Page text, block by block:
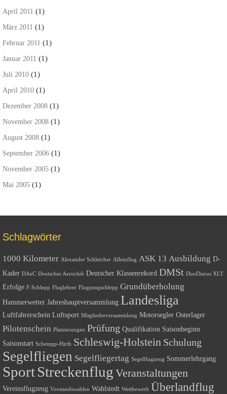
April 2011 (1)
März 2011 (1)
Februar 2011 (1)
Januar 2011 (1)
Juli 2010 (1)
April 2010 (1)
Dezember 2008 (1)
November 2008 (1)
August 2008 (1)
September 2006 (1)
November 2005 (1)
Mai 2005 (1)
Schlagwörter
1000 Kilometer Alexander Schleicher Alleinflug ASK 13 Ausbildung D-
Kader DAeC Deutscher Aeroclub Deutscher Klassenrekord DMSt DuoDiscus XLT
Erfolge F-Schlepp Fluglehrer Flugzeugschlepp Grundüberholung
Hammerwetter Jahreshauptversammlung Landesliga
Luftfahrerschein Luftsport Mitgliederversammlung Motorsegler Osterlager
Pilotenschein Platzierungen Prüfung Qualifikation Saisonbeginn
Saisonstart Schempp-Hirth Schleswig-Holstein Schulung
Segelfliegen Segelfliegertag Segelflugzeug Sommerlehrgang
SportStreckenflug Veranstaltungen
Vereinsflugzeug Vorstandswahlen Wahlstedt Wettbewerb Überlandflug